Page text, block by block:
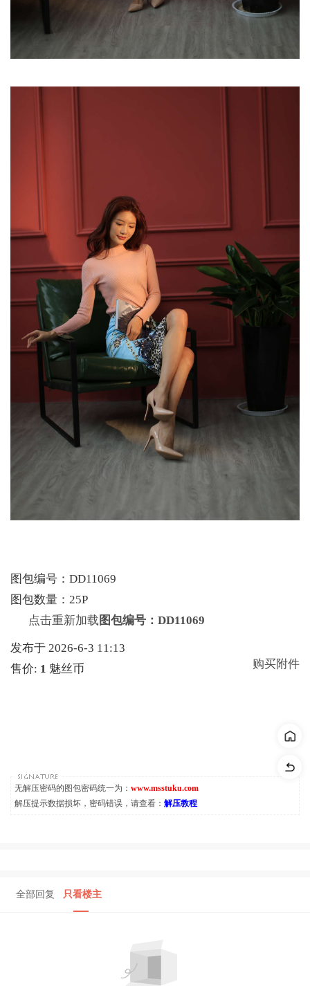
图包编号：DD11069
图包数量：25P
点击重新加载 图包编号：DD11069
发布于 2026-6-3 11:13
售价: 1 魅丝币 购买附件
无解压密码的图包密码统一为： www.msstuku.com
解压提示数据损坏，密码错误，请查看： 解压教程
全部回复 只看楼主